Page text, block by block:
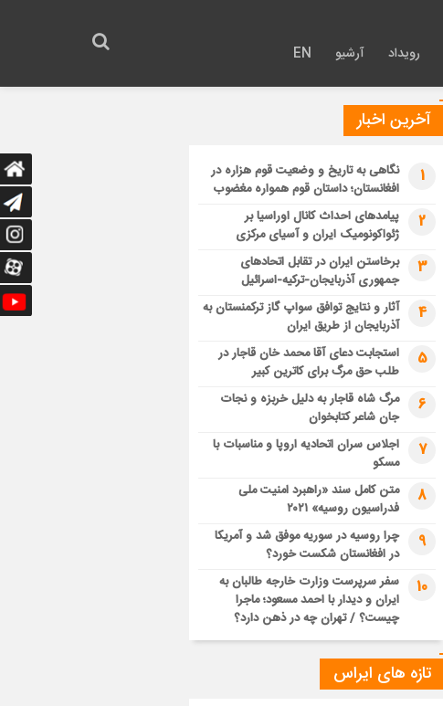
رویداد آرشیو EN
آخرین اخبار
1
نگاهی به تاریخ و وضعیت قوم هزاره در
افغانستان؛ داستان قوم همواره مغضوب
2
پیامدهای احداث کانال اوراسیا بر
ژئواکونومیک ایران و آسیای مرکزی
3
برخاستن ایران در تقابل اتحادهای
جمهوری آذربایجان-ترکیه-اسرائیل
4
آثار و نتایج توافق سواپ گاز ترکمنستان به
آذربایجان از طریق ایران
5
استجابت دعای آقا محمد خان قاجار در
طلب حق مرگ برای کاترین کبیر
6
مرگ شاه قاجار به دلیل خربزه و نجات
جان شاعر کتابخوان
7
اجلاس سران اتحادیه اروپا و مناسبات با
مسکو
8
متن کامل سند «راهبرد امنیت ملی
فدراسیون روسیه» ۲۰۲۱
9
چرا روسیه در سوریه موفق شد و آمریکا
در افغانستان شکست خورد؟
10
سفر سرپرست وزارت خارجه طالبان به
ایران و دیدار با احمد مسعود؛ ماجرا
چیست؟ / تهران چه در ذهن دارد؟
تازه های ایراس